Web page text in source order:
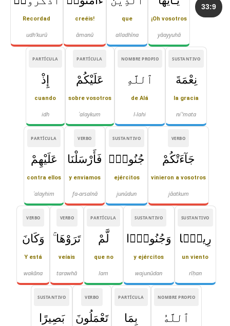
33:9
¡Oh vosotros
yāayyuhā
que
alladhīna
creéis!
āmanū
Recordad
udh'kurū
SUSTANTIVO
نِعْمَةَ
la gracia
niʿ'mata
NOMBRE PROPIO
ٱللَّهِ
de Alá
l-lahi
PARTÍCULA
عَلَيْكُمْ
sobre vosotros
ʿalaykum
PARTÍCULA
إِذْ
cuando
idh
VERBO
جَآءَتْكُمْ
vinieron a vosotros
jāatkum
SUSTANTIVO
جُنُودٌۭ
ejércitos
junūdun
VERBO
فَأَرْسَلْنَا
y enviamos
fa-arsalnā
PARTÍCULA
عَلَيْهِمْ
contra ellos
ʿalayhim
SUSTANTIVO
رِيحًۭا
un viento
rīḥan
SUSTANTIVO
وَجُنُودًۭا
y ejércitos
wajunūdan
PARTÍCULA
لَّمْ
que no
lam
VERBO
تَرَوْهَا ۚ
veíais
tarawhā
VERBO
وَكَانَ
Y está
wakāna
NOMBRE PROPIO
ٱللَّهُ
PARTÍCULA
بِمَا
VERBO
تَعْمَلُونَ
SUSTANTIVO
بَصِيرًا